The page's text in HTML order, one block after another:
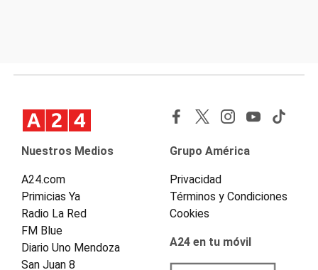
Nuestros Medios
A24.com
Primicias Ya
Radio La Red
FM Blue
Diario Uno Mendoza
San Juan 8
Grupo América
Privacidad
Términos y Condiciones
Cookies
A24 en tu móvil